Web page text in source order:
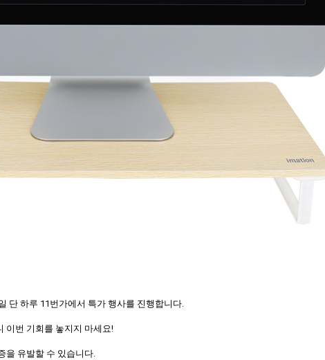
단 하루 11번가에서 특가 행사를 진행합니다.
이번 기회를 놓지지 마세요!
을 유발할 수 있습니다.